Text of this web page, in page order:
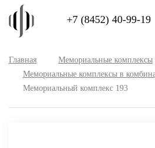
+7 (8452) 40-99-19
Главная
Мемориальные комплексы
Мемориальные комплексы в
Мемориальный комплекс 193